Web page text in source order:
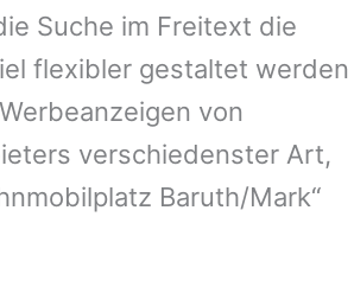
Suche im Freitext die
flexibler gestaltet werden
von
verschiedenster Art,
Baruth/Mark“